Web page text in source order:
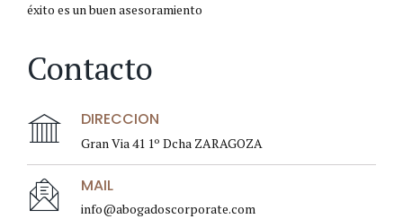
éxito es un buen asesoramiento
Contacto
DIRECCION
Gran Via 41 1º Dcha ZARAGOZA
MAIL
info@abogadoscorporate.com